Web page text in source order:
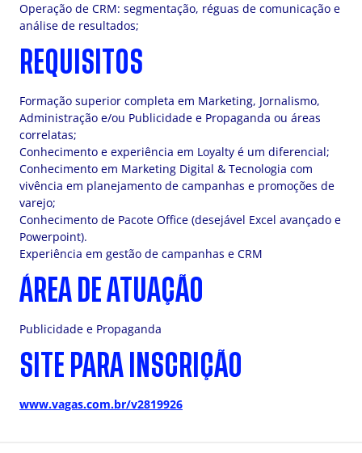
Operação de CRM: segmentação, réguas de comunicação e
análise de resultados;
REQUISITOS
Formação superior completa em Marketing, Jornalismo,
Administração e/ou Publicidade e Propaganda ou áreas
correlatas;
Conhecimento e experiência em Loyalty é um diferencial;
Conhecimento em Marketing Digital & Tecnologia com
vivência em planejamento de campanhas e promoções de
varejo;
Conhecimento de Pacote Office (desejável Excel avançado e
Powerpoint).
Experiência em gestão de campanhas e CRM
ÁREA DE ATUAÇÃO
Publicidade e Propaganda
SITE PARA INSCRIÇÃO
www.vagas.com.br/v2819926